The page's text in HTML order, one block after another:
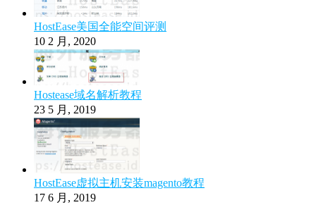
HostEase美国全能空间评测
10 2 月, 2020
Hostease域名解析教程
23 5 月, 2019
HostEase虚拟主机安装magento教程
17 6 月, 2019